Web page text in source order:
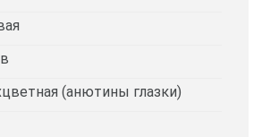
(анютины глазки)